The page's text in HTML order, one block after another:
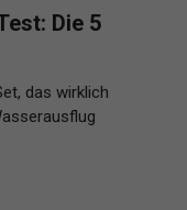
Die 5
das wirklich